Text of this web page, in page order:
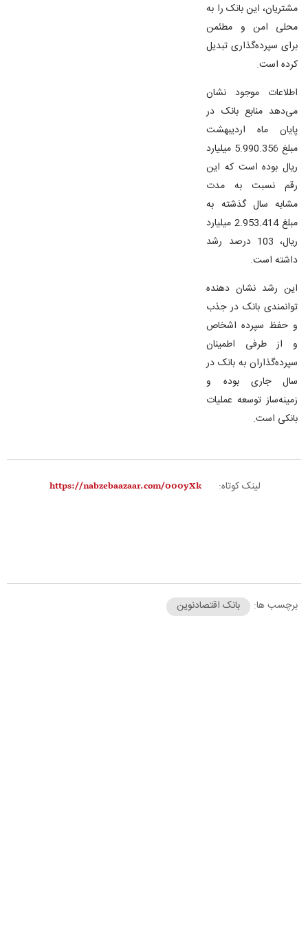
مشتریان، این بانک را به
محلی امن و مطئمن
برای سپرده‌گذاری تبدیل
کرده است.
اطلاعات موجود نشان
می‌دهد منابع بانک در
پایان ماه اردیبهشت
مبلغ 5.990.356 میلیارد
ریال بوده است که این
رقم نسبت به مدت
مشابه سال گذشته به
مبلغ 2.953.414 میلیارد
ریال، 103 درصد رشد
داشته است.
این رشد نشان دهنده
توانمندی بانک در جذب
و حفظ سپرده اشخاص
و از طرفی اطمینان
سپرده‌گذاران به بانک در
سال جاری بوده و
زمینه‌ساز توسعه عملیات
بانکی است.
لینک کوتاه:
برچسب ها: بانک اقتصادنوین